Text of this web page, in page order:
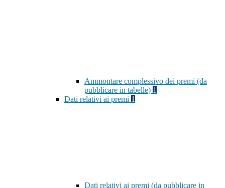
Ammontare complessivo dei premi (da
pubblicare in tabelle) 1
Dati relativi ai premi 1
Dati relativi ai premi (da pubblicare in